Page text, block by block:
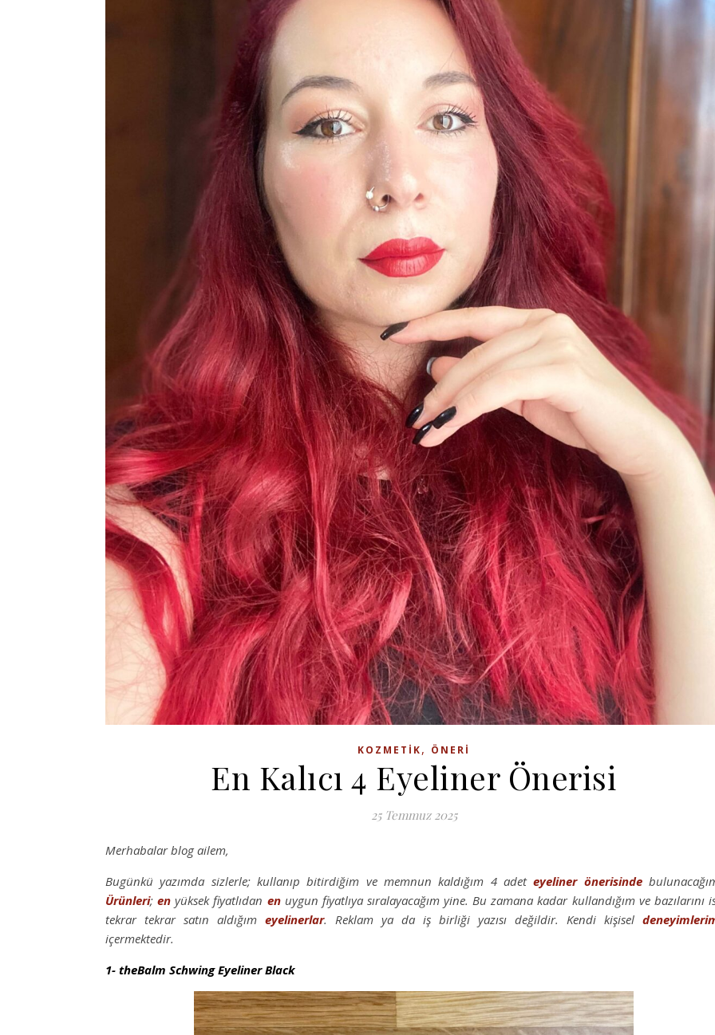
KOZMETIK, ÖNERI
En Kalıcı 4 Eyeliner Önerisi
25 Temmuz 2025
Merhabalar blog ailem,
Bugünkü yazımda sizlerle; kullanıp bitirdiğim ve memnun kaldığım 4 adeteyeliner önerisinde
Ürünleri;en yüksek fiyatlıdan enuygun fiyatlıya sıralayacağım yine. Bu zamana kadar kullandığım ve bazılarını
tekrar tekrar satın aldığım eyelinerlar. Reklam ya da iş birliği yazısı değildir. Kendi kişisel
içermektedir.
1- theBalm Schwing Eyeliner Black